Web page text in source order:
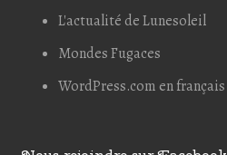
L'actualité de Lunesoleil
Mondes Fugaces
WordPress.com en français